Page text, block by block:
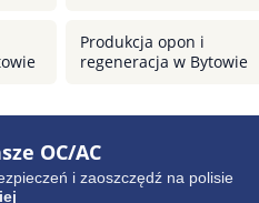
Produkcja opon i
regeneracja w Bytowie
OC/AC
i zaoszczędź na polisie